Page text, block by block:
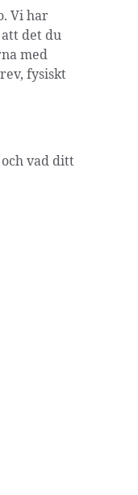
Vi har
det du
med
fysiskt
vad ditt